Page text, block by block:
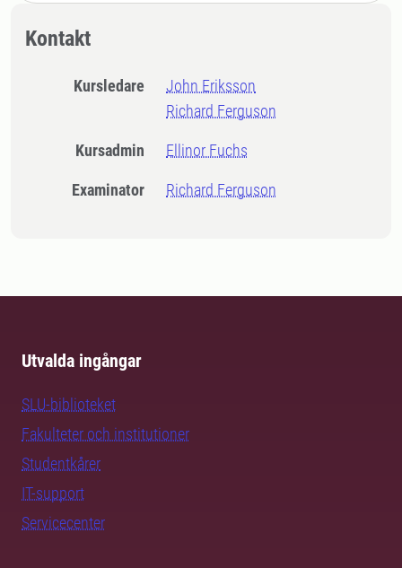
Kontakt
Kursledare
John Eriksson
Richard Ferguson
Kursadmin Ellinor Fuchs
Examinator Richard Ferguson
Utvalda ingångar
SLU-biblioteket
Fakulteter och institutioner
Studentkårer
IT-support
Servicecenter